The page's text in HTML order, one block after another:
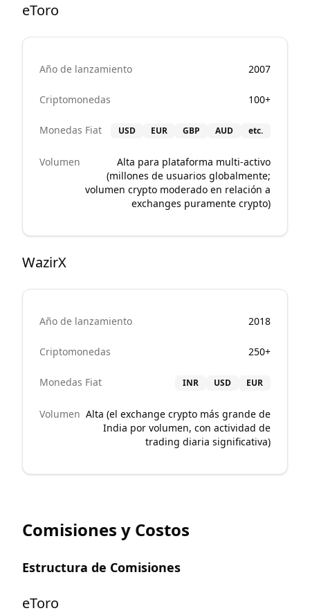
eToro
Año de lanzamiento 2007
Criptomonedas 100+
Monedas Fiat USD EUR GBP AUD etc.
Volumen
Alta para plataforma multi-activo
(millones de usuarios globalmente;
volumen crypto moderado en relación a
exchanges puramente crypto)
WazirX
Año de lanzamiento 2018
Criptomonedas 250+
Monedas Fiat INR USD EUR
Volumen Alta (el exchange crypto más grande de
India por volumen, con actividad de
trading diaria significativa)
Comisiones y Costos
Estructura de Comisiones
eToro